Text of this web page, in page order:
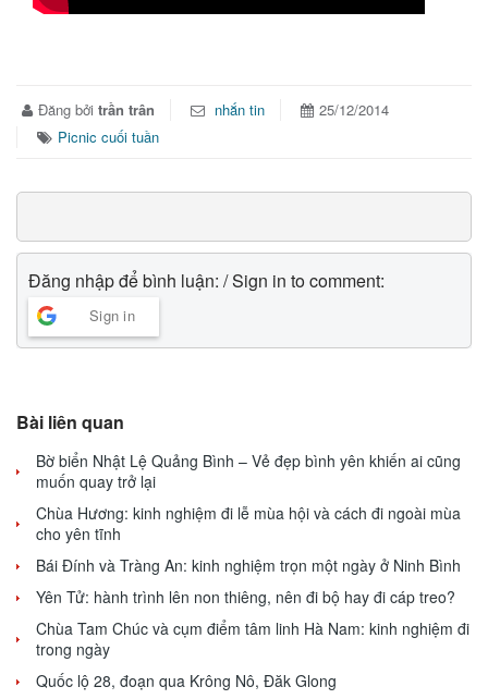
Đăng bởi trần trân nhắn tin
25/12/2014
Picnic cuối tuần
Đăng nhập để bình luận: / Sign in to comment:
Sign in
Bài liên quan
Bờ biển Nhật Lệ Quảng Bình – Vẻ đẹp bình yên khiến ai cũng
muốn quay trở lại
Chùa Hương: kinh nghiệm đi lễ mùa hội và cách đi ngoài mùa
cho yên tĩnh
Bái Đính và Tràng An: kinh nghiệm trọn một ngày ở Ninh Bình
Yên Tử: hành trình lên non thiêng, nên đi bộ hay đi cáp treo?
Chùa Tam Chúc và cụm điểm tâm linh Hà Nam: kinh nghiệm đi
trong ngày
Quốc lộ 28, đoạn qua Krông Nô, Đăk Glong